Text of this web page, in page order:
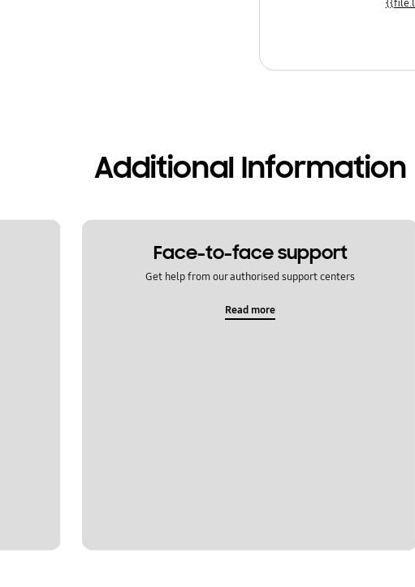
Additional Information
Face-to-face support
Get help from our authorised support centers
Read more